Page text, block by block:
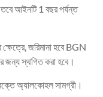
আইনটি 1 বছর পর্যন্ত
জরিমানা হবে BGN
জন্য স্থগিত করা হবে।
অ্যালকোহল সামগ্রী।